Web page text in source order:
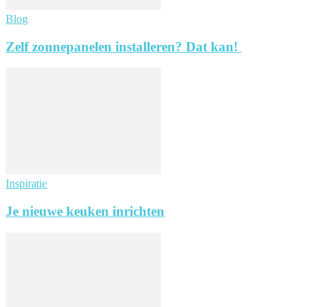
Blog
Zelf zonnepanelen installeren? Dat kan!
Inspiratie
Je nieuwe keuken inrichten